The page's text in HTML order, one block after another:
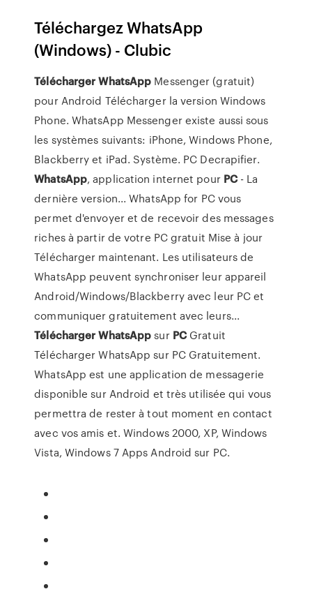
Téléchargez WhatsApp
(Windows) - Clubic
Télécharger WhatsApp Messenger (gratuit)
pour Android Télécharger la version Windows
Phone. WhatsApp Messenger existe aussi sous
les systèmes suivants: iPhone, Windows Phone,
Blackberry et iPad. Système. PC Decrapifier.
WhatsApp, application internet pour PC- La
dernière version... WhatsApp for PC vous
permet d'envoyer et de recevoir des messages
riches à partir de votre PC gratuit Mise à jour
Télécharger maintenant. Les utilisateurs de
WhatsApp peuvent synchroniser leur appareil
Android/Windows/Blackberry avec leur PC et
communiquer gratuitement avec leurs...
Télécharger WhatsAppsur PCGratuit
Télécharger WhatsApp sur PC Gratuitement.
WhatsApp est une application de messagerie
disponible sur Android et très utilisée qui vous
permettra de rester à tout moment en contact
avec vos amis et. Windows 2000, XP, Windows
Vista, Windows 7 Apps Android sur PC.